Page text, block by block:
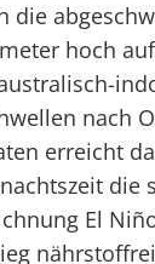
die
hoch
nach
erreicht
die
El